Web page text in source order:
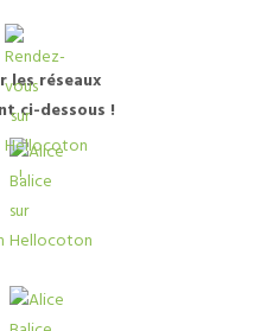
les réseaux
ci-dessous !